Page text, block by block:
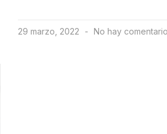
29 marzo, 2022 No hay